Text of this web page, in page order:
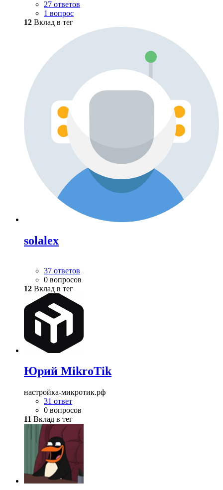
27 ответов
1 вопрос
12 Вклад в тег
solalex
37 ответов
0 вопросов
12 Вклад в тег
Юрий MikroTik
настройка-микротик.рф
31 ответ
0 вопросов
11 Вклад в тег